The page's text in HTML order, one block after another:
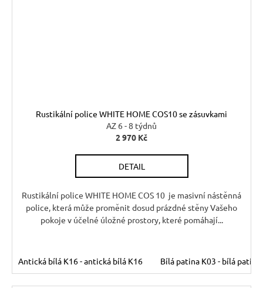
Rustikální police WHITE HOME COS10 se zásuvkami
AZ 6 - 8 týdnů
2 970 Kč
DETAIL
Rustikální police WHITE HOME COS 10 je masivní nástěnná
police, která může proměnit dosud prázdné stěny Vašeho
pokoje v účelné úložné prostory, které pomáhají...
Antická bílá K16 - antická bílá K16 Bílá patina K03 - bílá patina